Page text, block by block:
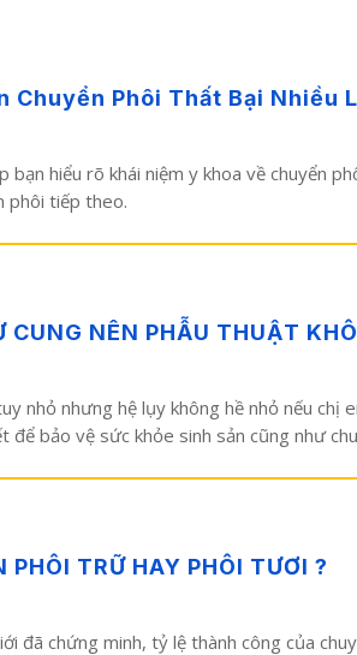
Chuyển Phôi Thất Bại Nhiều
bạn hiểu rõ khái niệm y khoa về chuyển
phôi tiếp theo.
CUNG NÊN PHẪU THUẬT
nhỏ nhưng hệ lụy không hề nhỏ nếu
để bảo vệ sức khỏe sinh sản cũng như
PHÔI TRỮ HAY PHÔI TƯƠI ?
đã chứng minh, tỷ lệ thành công của